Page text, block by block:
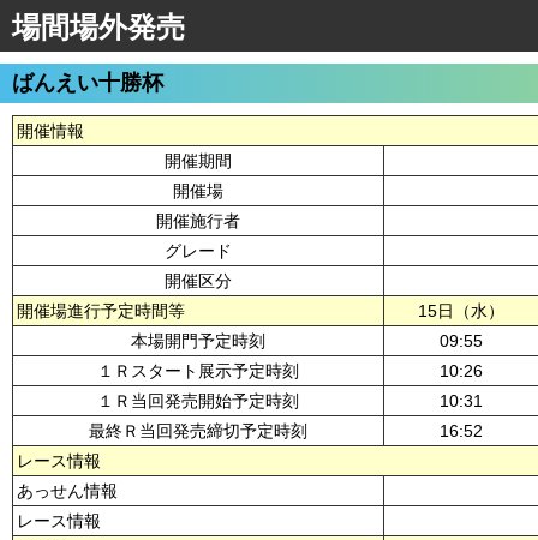
場間場外発売
ばんえい十勝杯
開催情報
開催期間
開催場
開催施行者
グレード
開催区分
開催場進行予定時間等
15日（水）
本場開門予定時刻
09:55
１Ｒスタート展示予定時刻
10:26
１Ｒ当回発売開始予定時刻
10:31
最終Ｒ当回発売締切予定時刻
16:52
レース情報
あっせん情報
レース情報